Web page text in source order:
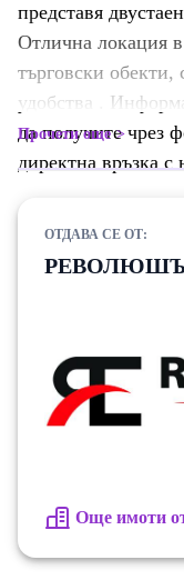
представя
Отлична локация
търговски
удобства .
да получите чрез
директна връзка с
Прочети още
ОТДАВА СЕ ОТ:
Още имоти